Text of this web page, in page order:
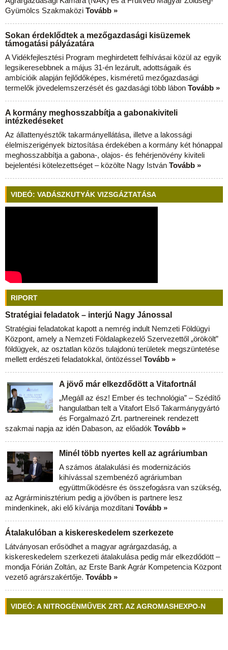
Gyümölcs Szakmaközi Tovább »
Sokan érdeklődtek a mezőgazdasági kisüzemek
támogatási pályázatára
A Vidékfejlesztési Program meghirdetett felhívásai közül az egyik
legsikeresebbnek a május 31-én lezárult, adottságaik és
ambícióik alapján fejlődőképes, kisméretű mezőgazdasági
termelők jövedelemszerzését és gazdasági több lábon Tovább »
A kormány meghosszabbítja a gabonakiviteli
intézkedéseket
Az állattenyésztők takarmányellátása, illetve a lakossági
élelmiszerigények biztosítása érdekében a kormány két hónappal
meghosszabbítja a gabona-, olajos- és fehérjenövény kiviteli
bejelentési kötelezettséget – közölte Nagy István Tovább »
VIDEÓ: VADÁSZKUTYÁK VIZSGÁZTATÁSA
RIPORT
Stratégiai feladatok – interjú Nagy Jánossal
Stratégiai feladatokat kapott a nemrég indult Nemzeti Földügyi
Központ, amely a Nemzeti Földalapkezelő Szervezettől „örökölt”
földügyek, az osztatlan közös tulajdonú területek megszüntetése
mellett erdészeti feladatokkal, öntözéssel Tovább »
A jövő már elkezdődött a Vitafortnál
„Megáll az ész! Ember és technológia” – Szédítő
hangulatban telt a Vitafort Első Takarmánygyártó
és Forgalmazó Zrt. partnereinek rendezett
szakmai napja az idén Dabason, az előadók Tovább »
Minél több nyertes kell az agráriumban
A számos átalakulási és modernizációs
kihívással szembenéző agráriumban
együttműködésre és összefogásra van szükség,
az Agrárminisztérium pedig a jövőben is partnere lesz
mindenkinek, aki elő kívánja mozdítani Tovább »
Átalakulóban a kiskereskedelem szerkezete
Látványosan erősödhet a magyar agrárgazdaság, a
kiskereskedelem szerkezeti átalakulása pedig már elkezdődött –
mondja Fórián Zoltán, az Erste Bank Agrár Kompetencia Központ
vezető agrárszakértője. Tovább »
VIDEÓ: A NITROGÉNMŰVEK ZRT. AZ AGROMASHEXPO-N